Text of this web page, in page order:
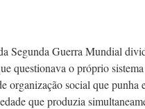
Segunda Guerra Mundial
questionava o próprio
organização social que
que produzia